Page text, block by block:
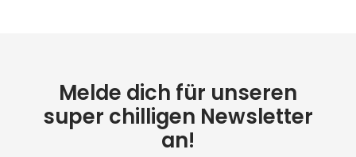
Melde dich für unseren
super chilligen Newsletter
an!